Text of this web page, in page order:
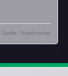
Ticketmaster